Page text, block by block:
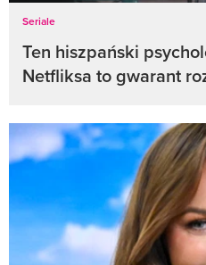
Seriale
Ten hiszpański
Netfliksa to gwarant